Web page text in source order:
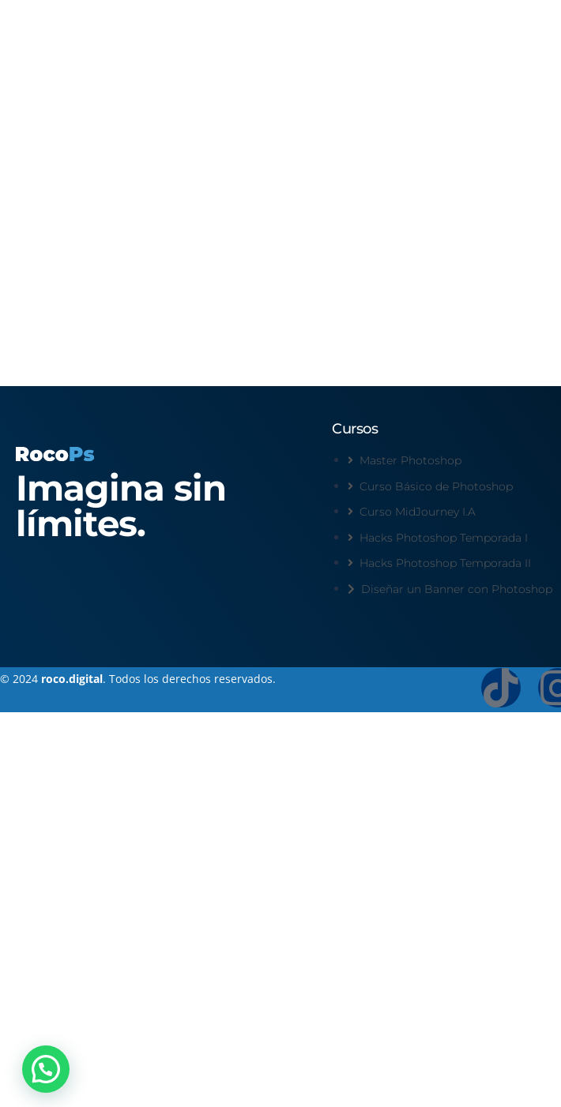
Imagina sin
límites.
Cursos
Master Photoshop
Curso Básico de Photoshop
Curso MidJourney I.A
Hacks Photoshop Temporada I
Hacks Photoshop Temporada II
Diseñar un Banner con Photoshop
© 2024 roco.digital. Todos los derechos reservados.